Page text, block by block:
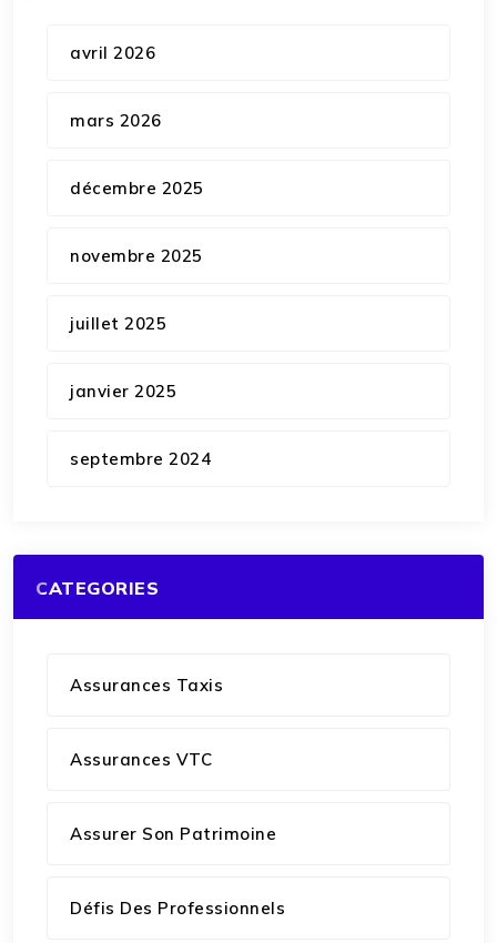
avril 2026
mars 2026
décembre 2025
novembre 2025
juillet 2025
janvier 2025
septembre 2024
CATEGORIES
Assurances Taxis
Assurances VTC
Assurer Son Patrimoine
Défis Des Professionnels